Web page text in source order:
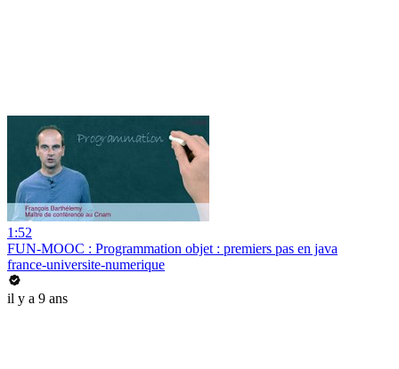
1:52
FUN-MOOC : Programmation objet : premiers pas en java
france-universite-numerique
il y a 9 ans